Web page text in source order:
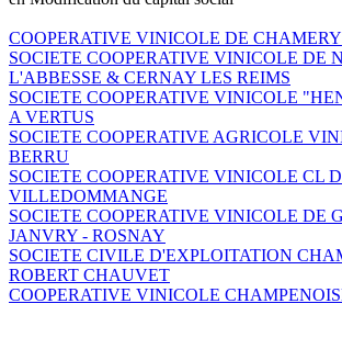
COOPERATIVE VINICOLE DE CHAMERY
SOCIETE COOPERATIVE VINICOLE DE
L'ABBESSE & CERNAY LES REIMS
SOCIETE COOPERATIVE VINICOLE
A VERTUS
SOCIETE COOPERATIVE AGRICOLE
BERRU
SOCIETE COOPERATIVE VINICOLE CL
VILLEDOMMANGE
SOCIETE COOPERATIVE VINICOLE DE
JANVRY - ROSNAY
SOCIETE CIVILE D'EXPLOITATION
ROBERT CHAUVET
COOPERATIVE VINICOLE